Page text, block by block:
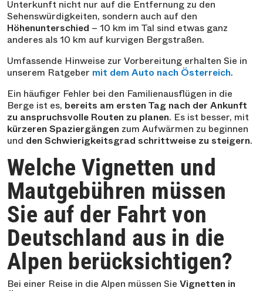
Unterkunft nicht nur auf die Entfernung zu den
Sehenswürdigkeiten, sondern auch auf den
Höhenunterschied – 10 km im Tal sind etwas ganz
anderes als 10 km auf kurvigen Bergstraßen.
Umfassende Hinweise zur Vorbereitung erhalten Sie in
unserem Ratgeber mit dem Auto nach Österreich.
Ein häufiger Fehler bei den Familienausflügen in die
Berge ist es, bereits am ersten Tag nach der Ankunft
zu anspruchsvolle Routen zu planen. Es ist besser, mit
kürzeren Spaziergängen zum Aufwärmen zu beginnen
und den Schwierigkeitsgrad schrittweise zu steigern.
Welche Vignetten und
Mautgebühren müssen
Sie auf der Fahrt von
Deutschland aus in die
Alpen berücksichtigen?
Bei einer Reise in die Alpen müssen Sie Vignetten in